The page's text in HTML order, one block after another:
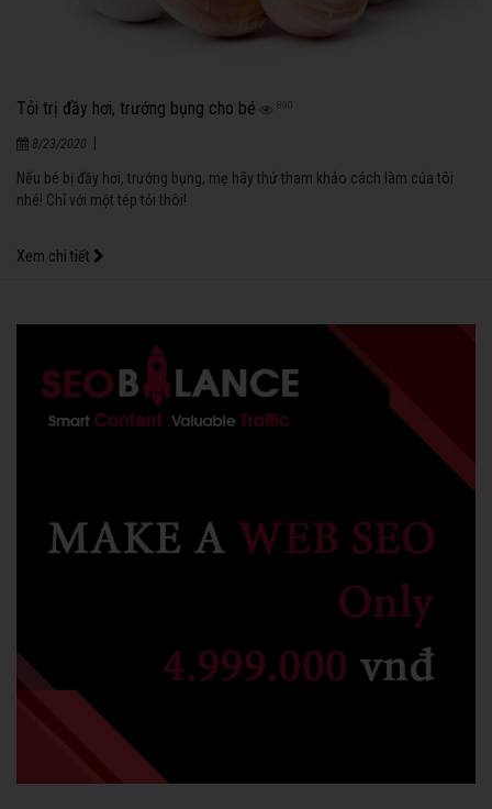
Tỏi trị đầy hơi, trướng bụng cho bé 890
8/23/2020
Nếu bé bị đầy hơi, trướng bụng, mẹ hãy thử tham khảo cách làm của tôi
nhé! Chỉ với một tép tỏi thôi!
Xem chi tiết